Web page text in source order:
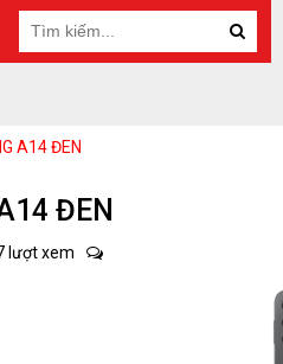
A14 ĐEN
ĐEN
lượt xem